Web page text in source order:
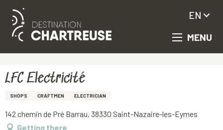
Aller
principal
MENU
EN
LFC Electricité
SHOPS CRAFTMEN ELECTRICIAN
142 chemin de Pré Barrau, 38330 Saint-Nazaire-les-Eymes
Getting there